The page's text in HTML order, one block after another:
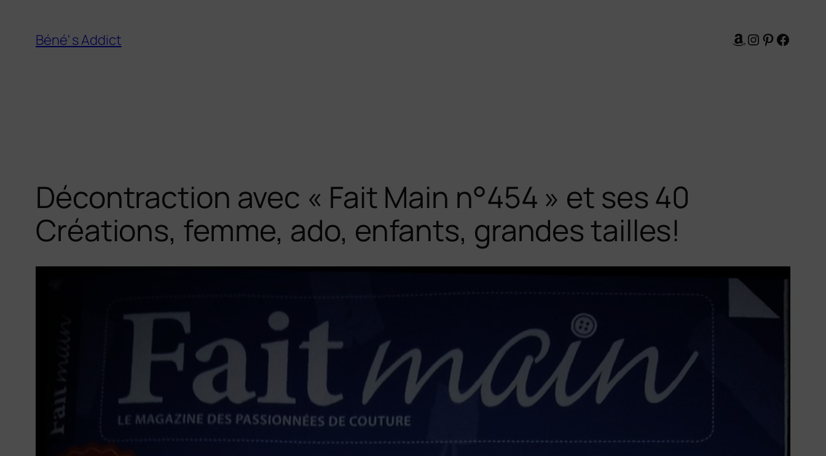
contenu
Béné' s Addict Amazon
Instagram
Pinterest
Décontraction avec « Fait Main n°454 » et ses 40
Créations, femme, ado, enfants, grandes tailles!